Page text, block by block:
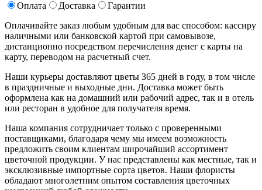
Оплата Доставка
Гарантии
Оплачивайте заказ любым удобным для вас способом: кассиру
наличными или банковской картой при самовывозе,
дистанционно посредством перечисления денег с карты на
карту, переводом на расчетный счет.
Наши курьеры доставляют цветы 365 дней в году, в том числе
в праздничные и выходные дни. Доставка может быть
оформлена как на домашний или рабочий адрес, так и в отель
или ресторан в удобное для получателя время.
Наша компания сотрудничает только с проверенными
поставщиками, благодаря чему мы имеем возможность
предложить своим клиентам широчайший ассортимент
цветочной продукции. У нас представлены как местные, так и
эксклюзивные импортные сорта цветов. Наши флористы
обладают многолетним опытом составления цветочных